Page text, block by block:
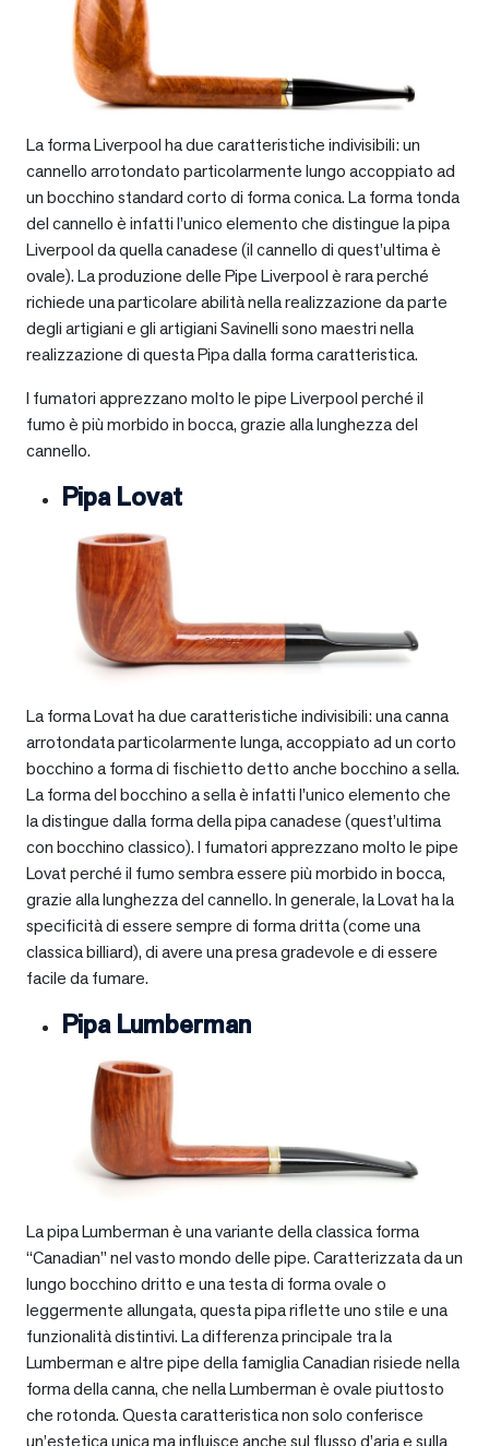
La forma Liverpool ha due caratteristiche indivisibili: un
cannello arrotondato particolarmente lungo accoppiato ad
un bocchino standard corto di forma conica. La forma tonda
del cannello è infatti l’unico elemento che distingue la pipa
Liverpool da quella canadese (il cannello di quest’ultima è
ovale). La produzione delle Pipe Liverpool è rara perché
richiede una particolare abilità nella realizzazione da parte
degli artigiani e gli artigiani Savinelli sono maestri nella
realizzazione di questa Pipa dalla forma caratteristica.
I fumatori apprezzano molto le pipe Liverpool perché il
fumo è più morbido in bocca, grazie alla lunghezza del
cannello.
Pipa Lovat
La forma Lovat ha due caratteristiche indivisibili: una canna
arrotondata particolarmente lunga, accoppiato ad un corto
bocchino a forma di fischietto detto anche bocchino a sella.
La forma del bocchino a sella è infatti l’unico elemento che
la distingue dalla forma della pipa canadese (quest’ultima
con bocchino classico). I fumatori apprezzano molto le pipe
Lovat perché il fumo sembra essere più morbido in bocca,
grazie alla lunghezza del cannello. In generale, la Lovat ha la
specificità di essere sempre di forma dritta (come una
classica billiard), di avere una presa gradevole e di essere
facile da fumare.
Pipa Lumberman
La pipa Lumberman è una variante della classica forma
“Canadian” nel vasto mondo delle pipe. Caratterizzata da un
lungo bocchino dritto e una testa di forma ovale o
leggermente allungata, questa pipa riflette uno stile e una
funzionalità distintivi. La differenza principale tra la
Lumberman e altre pipe della famiglia Canadian risiede nella
forma della canna, che nella Lumberman è ovale piuttosto
che rotonda. Questa caratteristica non solo conferisce
un’estetica unica ma influisce anche sul flusso d’aria e sulla